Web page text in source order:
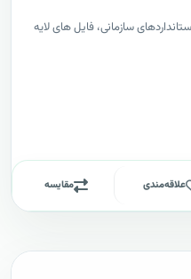
سازمانی، فایل های لایه
علاقه‌مندی مقایسه